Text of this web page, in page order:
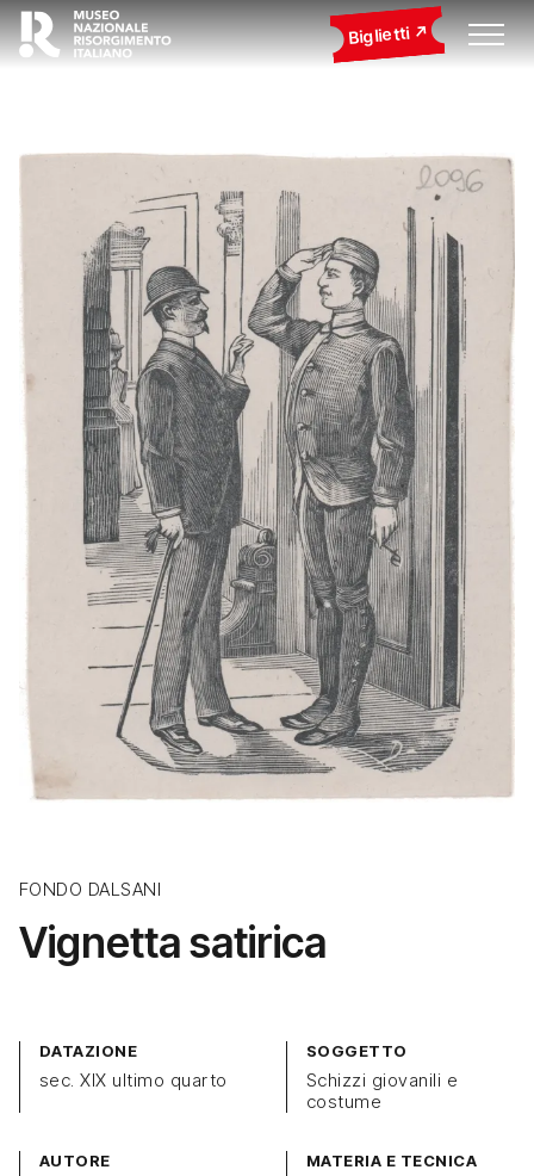
Biglietti
FONDO DALSANI
Vignetta satirica
DATAZIONE
sec. XIX ultimo quarto
SOGGETTO
Schizzi giovanili e
costume
AUTORE MATERIA E TECNICA